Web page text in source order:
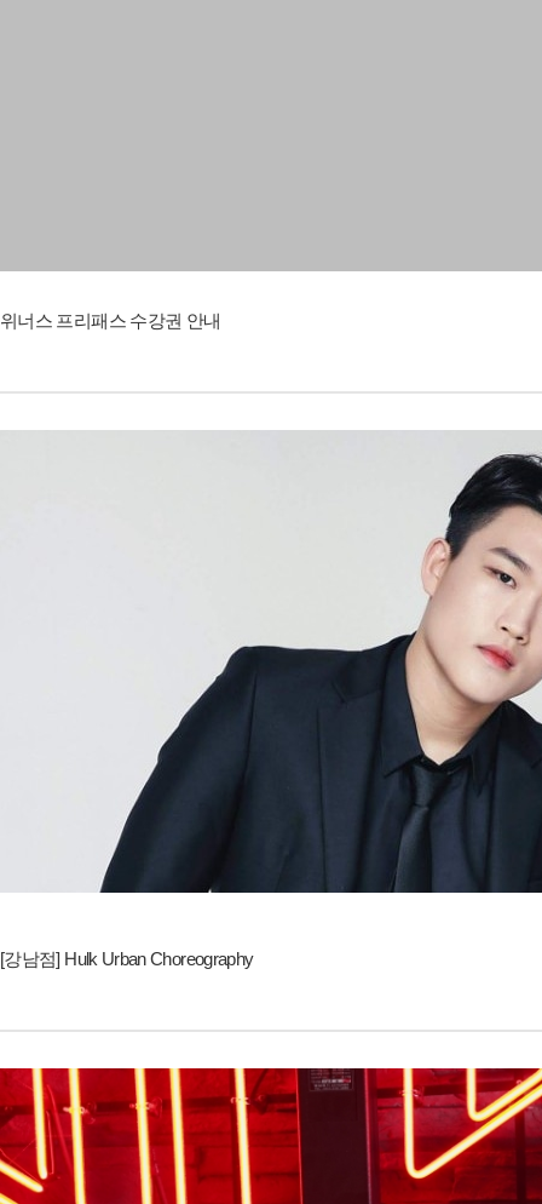
위너스 프리패스 수강권 안내
[강남점] Hulk Urban Choreography